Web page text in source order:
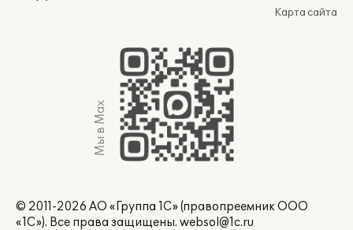
Карта сайта
Мы в Max
© 2011-2026 АО «Группа 1С» (правопреемник ООО
«1С»). Все права защищены. websol@1c.ru